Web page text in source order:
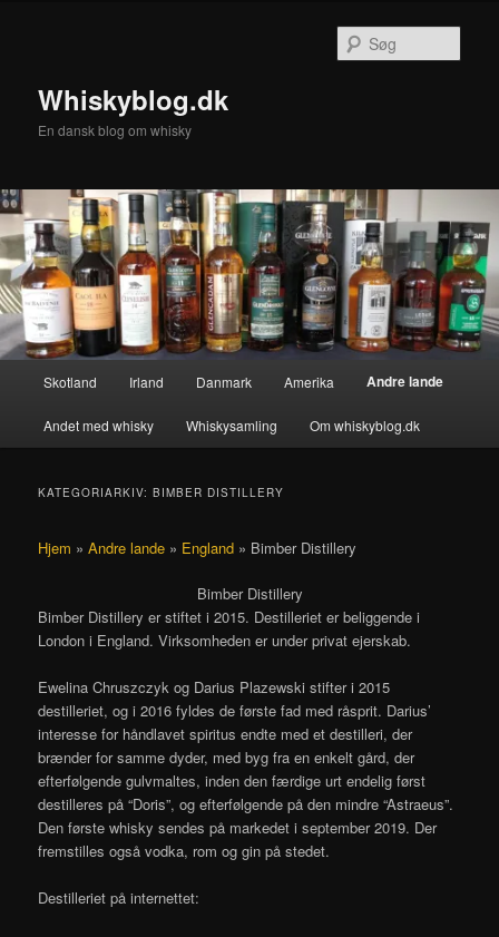
Whiskyblog.dk
En dansk blog om whisky
Skotland Irland Danmark Amerika Andre lande
Andet med whisky Whiskysamling Om whiskyblog.dk
KATEGORIARKIV:BIMBER DISTILLERY
Hjem »Andre lande » England » Bimber Distillery
Bimber Distillery
Bimber Distillery er stiftet i 2015. Destilleriet er beliggende i
London i England. Virksomheden er under privat ejerskab.
Ewelina Chruszczyk og Darius Plazewski stifter i 2015
destilleriet, og i 2016 fyldes de første fad med råsprit. Darius’
interesse for håndlavet spiritus endte med et destilleri, der
brænder for samme dyder, med byg fra en enkelt gård, der
efterfølgende gulvmaltes, inden den færdige urt endelig først
destilleres på “Doris”, og efterfølgende på den mindre “Astraeus”.
Den første whisky sendes på markedet i september 2019. Der
fremstilles også vodka, rom og gin på stedet.
Destilleriet på internettet: